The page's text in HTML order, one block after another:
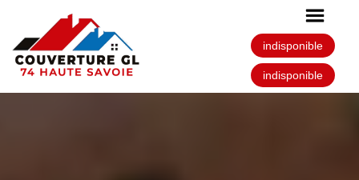
indisponible
indisponible